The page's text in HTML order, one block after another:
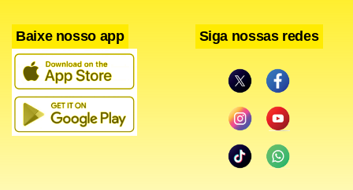
competição.
Baixe nosso app Siga nossas redes